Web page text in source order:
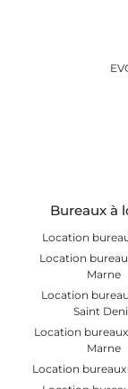
Bureaux à
Location
Location
Marne
Location
Saint
Location
Marne
Location bureaux